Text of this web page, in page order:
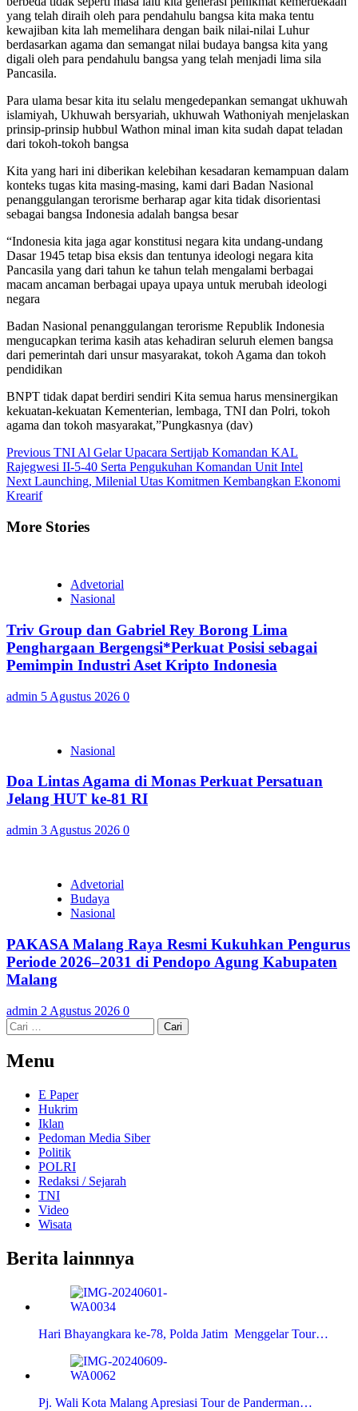
yang telah diraih oleh para pendahulu bangsa kita maka tentu
kewajiban kita lah memelihara dengan baik nilai-nilai Luhur
berdasarkan agama dan semangat nilai budaya bangsa kita yang
digali oleh para pendahulu bangsa yang telah menjadi lima sila
Pancasila.
Para ulama besar kita itu selalu mengedepankan semangat ukhuwah
islamiyah, Ukhuwah bersyariah, ukhuwah Wathoniyah menjelaskan
prinsip-prinsip hubbul Wathon minal iman kita sudah dapat teladan
dari tokoh-tokoh bangsa
Kita yang hari ini diberikan kelebihan kesadaran kemampuan dalam
konteks tugas kita masing-masing, kami dari Badan Nasional
penanggulangan terorisme berharap agar kita tidak disorientasi
sebagai bangsa Indonesia adalah bangsa besar
“Indonesia kita jaga agar konstitusi negara kita undang-undang
Dasar 1945 tetap bisa eksis dan tentunya ideologi negara kita
Pancasila yang dari tahun ke tahun telah mengalami berbagai
macam ancaman berbagai upaya upaya untuk merubah ideologi
negara
Badan Nasional penanggulangan terorisme Republik Indonesia
mengucapkan terima kasih atas kehadiran seluruh elemen bangsa
dari pemerintah dari unsur masyarakat, tokoh Agama dan tokoh
pendidikan
BNPT tidak dapat berdiri sendiri Kita semua harus mensinergikan
kekuatan-kekuatan Kementerian, lembaga, TNI dan Polri, tokoh
agama dan tokoh masyarakat,”Pungkasnya (dav)
Continue
Reading
Previous TNI Al Gelar Upacara Sertijab Komandan KAL
Rajegwesi II-5-40 Serta Pengukuhan Komandan Unit Intel
Next Launching, Milenial Utas Komitmen Kembangkan Ekonomi
Krearif
More Stories
Advetorial
Nasional
Triv Group dan Gabriel Rey Borong Lima
Penghargaan Bergengsi*Perkuat Posisi sebagai
Pemimpin Industri Aset Kripto Indonesia
admin 5 Agustus 2026 0
Nasional
Doa Lintas Agama di Monas Perkuat Persatuan
Jelang HUT ke-81 RI
admin 3 Agustus 2026 0
Advetorial
Budaya
Nasional
PAKASA Malang Raya Resmi Kukuhkan Pengurus
Periode 2026–2031 di Pendopo Agung Kabupaten
Malang
admin 2 Agustus 2026 0
Cari
untuk:
Menu
E Paper
Hukrim
Iklan
Pedoman Media Siber
Politik
POLRI
Redaksi / Sejarah
TNI
Video
Wisata
Berita lainnnya
Hari Bhayangkara ke-78, Polda Jatim Menggelar Tour…
Pj. Wali Kota Malang Apresiasi Tour de Panderman…